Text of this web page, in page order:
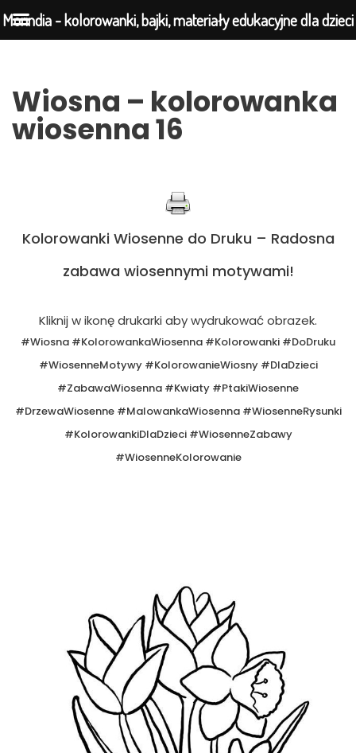
do
treści
Wiosna – kolorowanka
wiosenna 16
Kolorowanki Wiosenne do Druku – Radosna
zabawa wiosennymi motywami!
Kliknij w ikonę drukarki aby wydrukować obrazek.
#Wiosna #KolorowankaWiosenna #Kolorowanki #DoDruku
#WiosenneMotywy #KolorowanieWiosny #DlaDzieci
#ZabawaWiosenna #Kwiaty #PtakiWiosenne
#DrzewaWiosenne #MalowankaWiosenna #WiosenneRysunki
#KolorowankiDlaDzieci #WiosenneZabawy
#WiosenneKolorowanie
Morindia - kolorowanki, bajki, materiały edukacyjne dla dzieci